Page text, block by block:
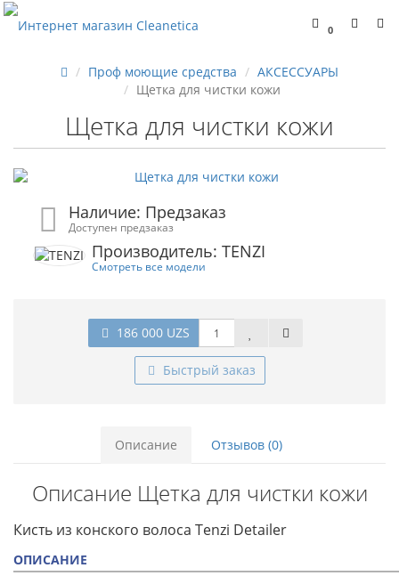
0
Проф моющие средства
АКСЕССУАРЫ
Щетка для чистки кожи
Щетка для чистки кожи
Наличие: Предзаказ
Доступен предзаказ
Производитель: TENZI
Смотреть все модели
186 000 UZS
Быстрый заказ
Описание Отзывов (0)
Описание Щетка для чистки кожи
Кисть из конского волоса Tenzi Detailer
ОПИСАНИЕ